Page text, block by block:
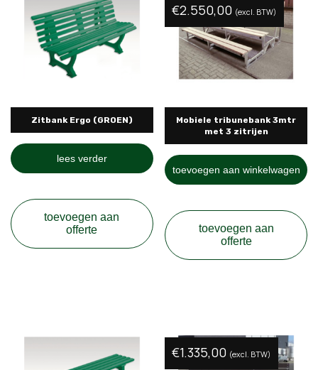
Zitbank Ergo (GROEN)
lees verder
toevoegen aan
offerte
Mobiele tribunebank 3mtr
met 3 zitrijen
€2.550,00 (excl. BTW)
toevoegen aan winkelwagen
toevoegen aan
offerte
€1.335,00 (excl. BTW)